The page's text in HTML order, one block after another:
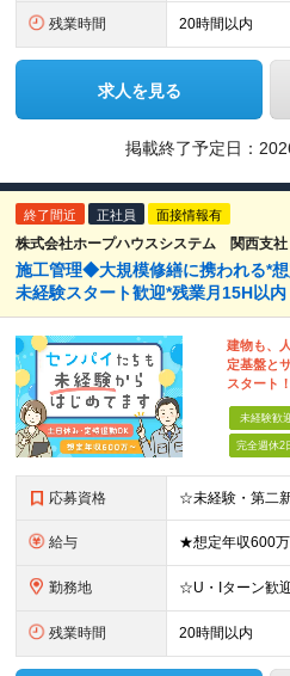
残業時間 20時間以内
求人を見る
掲載終了予定日：
終了間近 正社員 面接情報有
株式会社ホープハウスシステム 関西支社
施工管理◆大規模修繕に携われる*
未経験スタート歓迎*残業月15H以内
建物も、
定基盤と
スタート！
未経験歓
完全週休2
応募資格
給与
勤務地
残業時間 20時間以内